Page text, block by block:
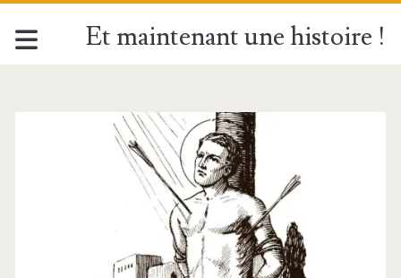
Et maintenant une histoire !
Étiquette :
<span>20
janvier</span>